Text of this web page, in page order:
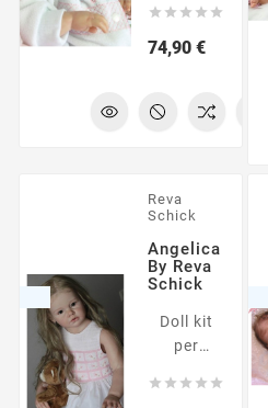
del
modello.
una
bambola
non
dipinte.
La foto
mostra
una
interpretazione
del
    
74,90 €Prezzo
Reva
Schick
Angelica
By Reva
Schick
Doll kit
per
una
    